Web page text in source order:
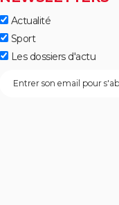
Actualité
Sport
Les dossiers d'actu